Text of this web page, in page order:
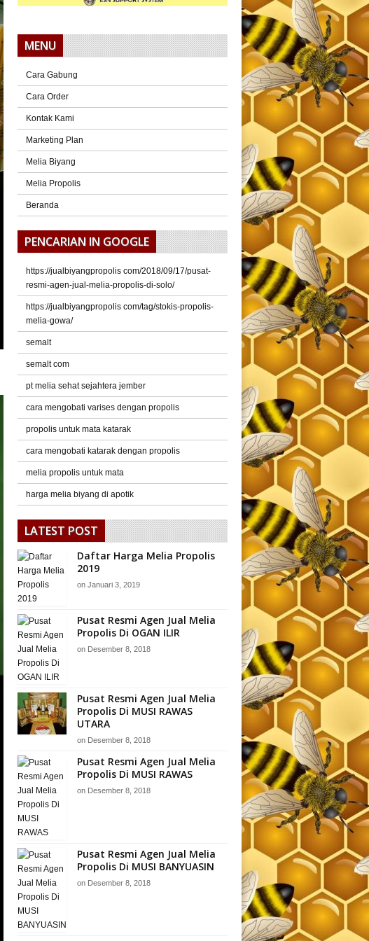
MENU
Cara Gabung
Cara Order
Kontak Kami
Marketing Plan
Melia Biyang
Melia Propolis
Beranda
PENCARIAN IN GOOGLE
https://jualbiyangpropolis com/2018/09/17/pusat-
resmi-agen-jual-melia-propolis-di-solo/
https://jualbiyangpropolis com/tag/stokis-propolis-
melia-gowa/
semalt
semalt com
pt melia sehat sejahtera jember
cara mengobati varises dengan propolis
propolis untuk mata katarak
cara mengobati katarak dengan propolis
melia propolis untuk mata
harga melia biyang di apotik
LATEST POST
Daftar Harga Melia Propolis
2019
on Januari 3, 2019
Pusat Resmi Agen Jual Melia
Propolis Di OGAN ILIR
on Desember 8, 2018
Pusat Resmi Agen Jual Melia
Propolis Di MUSI RAWAS
UTARA
on Desember 8, 2018
Pusat Resmi Agen Jual Melia
Propolis Di MUSI RAWAS
on Desember 8, 2018
Pusat Resmi Agen Jual Melia
Propolis Di MUSI BANYUASIN
on Desember 8, 2018